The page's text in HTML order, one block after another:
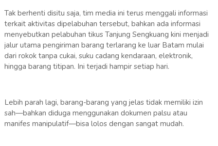
Tak berhenti disitu saja, tim media ini terus menggali informasi
terkait aktivitas dipelabuhan tersebut, bahkan ada informasi
menyebutkan pelabuhan tikus Tanjung Sengkuang kini menjadi
jalur utama pengiriman barang terlarang ke luar Batam mulai
dari rokok tanpa cukai, suku cadang kendaraan, elektronik,
hingga barang titipan. Ini terjadi hampir setiap hari.
Lebih parah lagi, barang-barang yang jelas tidak memiliki izin
sah—bahkan diduga menggunakan dokumen palsu atau
manifes manipulatif—bisa lolos dengan sangat mudah.